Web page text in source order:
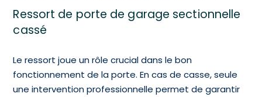
Ressort de porte de garage sectionnelle
cassé
Le ressort joue un rôle crucial dans le bon
fonctionnement de la porte. En cas de casse, seule
une intervention professionnelle permet de garantir